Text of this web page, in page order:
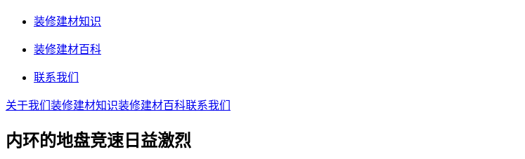
装修建材知识
装修建材百科
联系我们
关于我们 装修建材知识装修建材百科联系我们
内环的地盘竞速日益激烈